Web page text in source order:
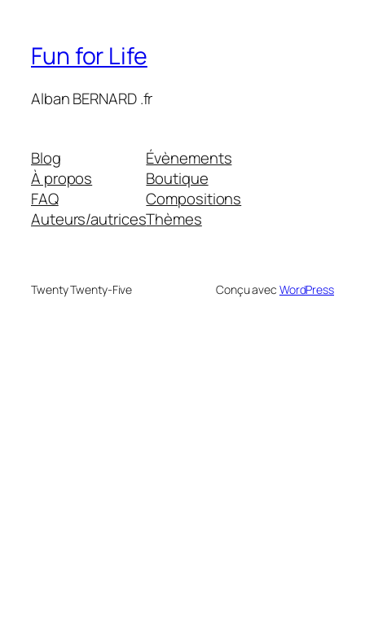
Fun for Life
Alban BERNARD .fr
Blog
À propos
FAQ
Auteurs/autrices
Évènements
Boutique
Compositions
Thèmes
Twenty Twenty-Five Conçu avec WordPress